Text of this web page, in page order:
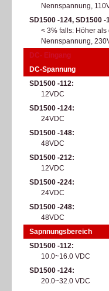
Nennspannung,
SD1500 -124, SD1500 -
< 3% falls: Höher
Nennspannung,
DC- Eingang
DC-Spannung
SD1500 -112
12VDC
SD1500 -124
24VDC
SD1500 -148
48VDC
SD1500 -212
12VDC
SD1500 -224
24VDC
SD1500 -248
48VDC
Sapnnungsbereich
SD1500 -112
10.0~16.0 VDC
SD1500 -124
20.0~32.0 VDC